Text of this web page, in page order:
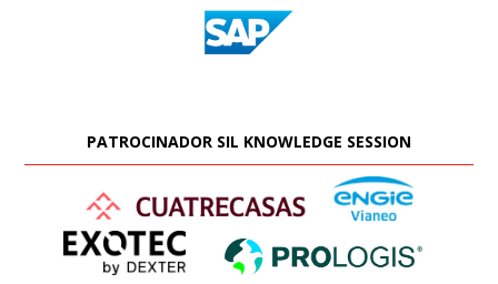
PATROCINADOR SIL KNOWLEDGE SESSION